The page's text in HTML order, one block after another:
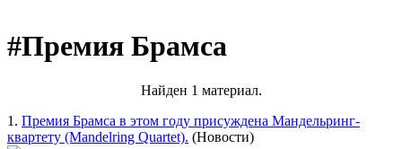
#Премия Брамса
Найден 1 материал.
1. Премия Брамса в этом году присуждена Мандельринг-
квартету (Mandelring Quartet). (Новости)